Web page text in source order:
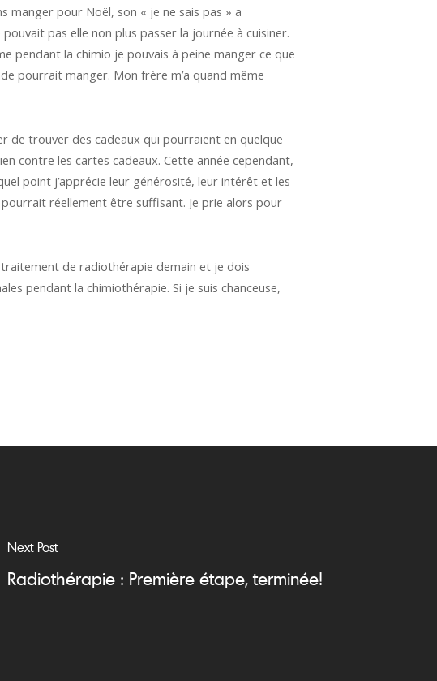
manger pour Noël, son « je ne sais pas » a
pas elle non plus passer la journée à cuisiner.
pendant la chimio je pouvais à peine manger ce que
pourrait manger. Mon frère m’a quand même
de trouver des cadeaux qui pourraient en quelque
contre les cartes cadeaux. Cette année cependant,
point j’apprécie leur générosité, leur intérêt et les
réellement être suffisant. Je prie alors pour
de radiothérapie demain et je dois
pendant la chimiothérapie. Si je suis chanceuse,
Next Post
Radiothérapie : Première étape, terminée!